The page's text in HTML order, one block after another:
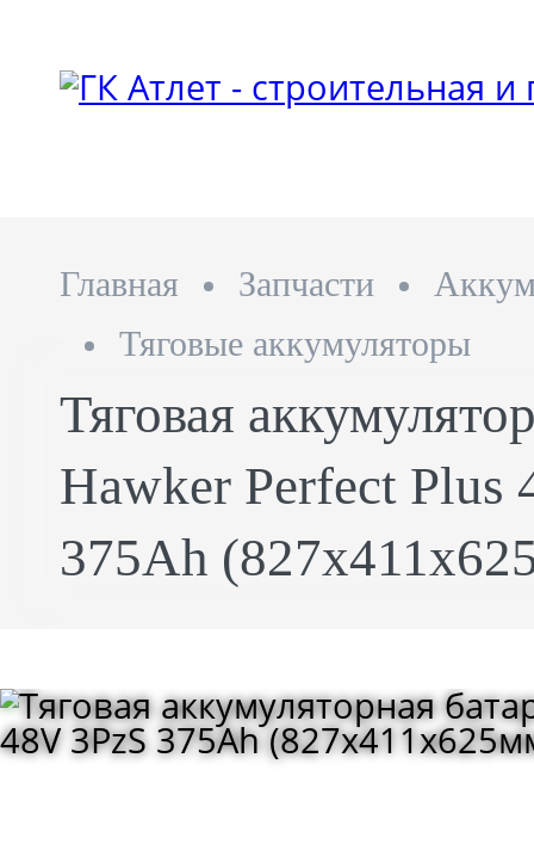
Главная Запчасти
Тяговые аккумуляторы
Тяговая
Hawker Perfect Plus
375Ah